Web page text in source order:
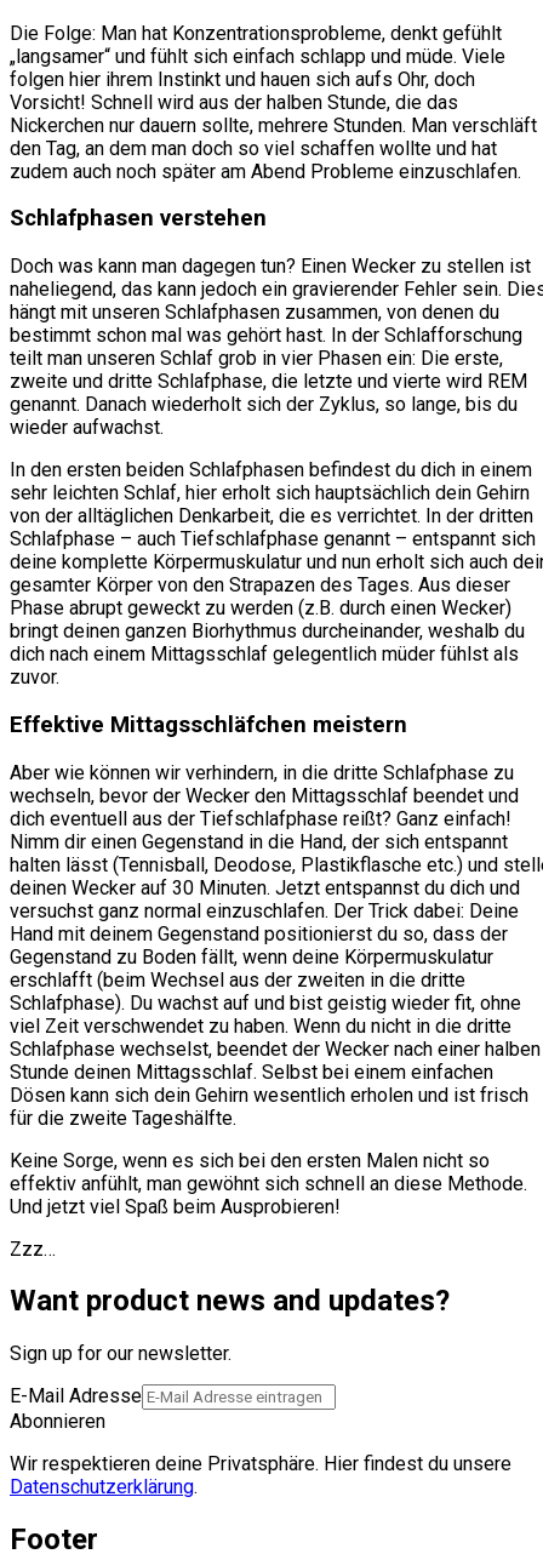
Die Folge: Man hat Konzentrationsprobleme, denkt gefühlt
„langsamer“ und fühlt sich einfach schlapp und müde. Viele
folgen hier ihrem Instinkt und hauen sich aufs Ohr, doch
Vorsicht! Schnell wird aus der halben Stunde, die das
Nickerchen nur dauern sollte, mehrere Stunden. Man verschläft
den Tag, an dem man doch so viel schaffen wollte und hat
zudem auch noch später am Abend Probleme einzuschlafen.
Schlafphasen verstehen
Doch was kann man dagegen tun? Einen Wecker zu stellen ist
naheliegend, das kann jedoch ein gravierender Fehler sein.
hängt mit unseren Schlafphasen zusammen, von denen du
bestimmt schon mal was gehört hast. In der Schlafforschung
teilt man unseren Schlaf grob in vier Phasen ein: Die erste,
zweite und dritte Schlafphase, die letzte und vierte wird REM
genannt. Danach wiederholt sich der Zyklus, so lange, bis du
wieder aufwachst.
In den ersten beiden Schlafphasen befindest du dich in einem
sehr leichten Schlaf, hier erholt sich hauptsächlich dein Gehirn
von der alltäglichen Denkarbeit, die es verrichtet. In der dritten
Schlafphase – auch Tiefschlafphase genannt – entspannt sich
deine komplette Körpermuskulatur und nun erholt sich auch
gesamter Körper von den Strapazen des Tages. Aus dieser
Phase abrupt geweckt zu werden (z.B. durch einen Wecker)
bringt deinen ganzen Biorhythmus durcheinander, weshalb du
dich nach einem Mittagsschlaf gelegentlich müder fühlst als
zuvor.
Effektive Mittagsschläfchen meistern
Aber wie können wir verhindern, in die dritte Schlafphase zu
wechseln, bevor der Wecker den Mittagsschlaf beendet und
dich eventuell aus der Tiefschlafphase reißt? Ganz einfach!
Nimm dir einen Gegenstand in die Hand, der sich entspannt
halten lässt (Tennisball, Deodose, Plastikflasche etc.) und
deinen Wecker auf 30 Minuten. Jetzt entspannst du dich und
versuchst ganz normal einzuschlafen. Der Trick dabei: Deine
Hand mit deinem Gegenstand positionierst du so, dass der
Gegenstand zu Boden fällt, wenn deine Körpermuskulatur
erschlafft (beim Wechsel aus der zweiten in die dritte
Schlafphase). Du wachst auf und bist geistig wieder fit, ohne
viel Zeit verschwendet zu haben. Wenn du nicht in die dritte
Schlafphase wechselst, beendet der Wecker nach einer halben
Stunde deinen Mittagsschlaf. Selbst bei einem einfachen
Dösen kann sich dein Gehirn wesentlich erholen und ist frisch
für die zweite Tageshälfte.
Keine Sorge, wenn es sich bei den ersten Malen nicht so
effektiv anfühlt, man gewöhnt sich schnell an diese Methode.
Und jetzt viel Spaß beim Ausprobieren!
Zzz…
Want product news and updates?
Sign up for our newsletter.
E-Mail Adresse
Abonnieren
Wir respektieren deine Privatsphäre. Hier findest du unsere
Datenschutzerklärung.
Footer